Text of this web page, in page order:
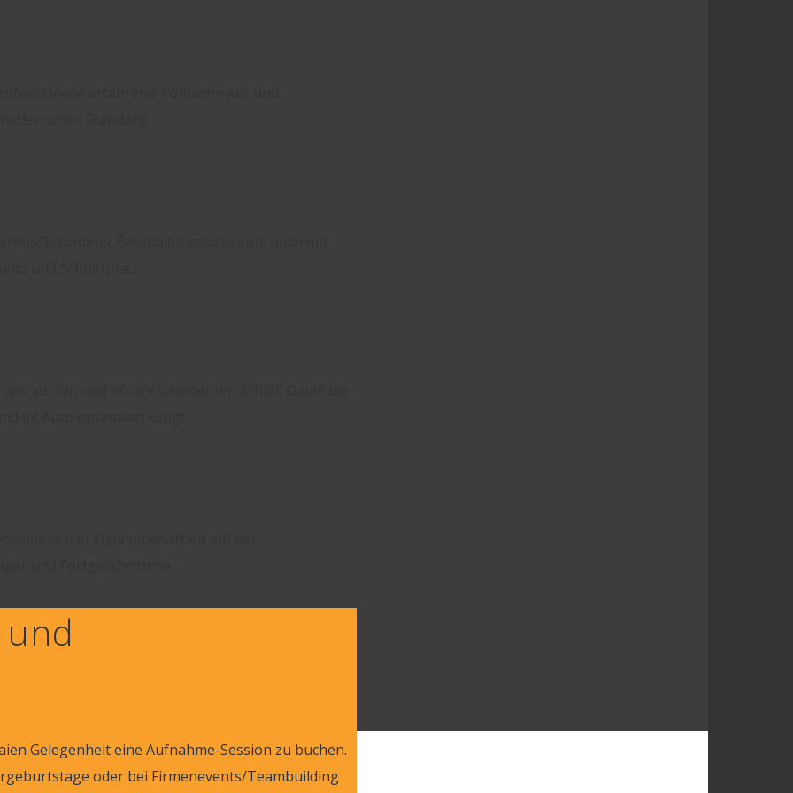
erfahrene Tontechniker und
Standard.
Recording/ Beschallungskonzepte auch mit
und Schnittplatz
letzten und oft entscheidenten Schliff. Damit die
im Auto optimalen klingt.
in Zusammenarbeit mit der
und Fortgeschrittene.
und
Gelegenheit eine Aufnahme-Session zu buchen.
oder bei Firmenevents/Teambuilding